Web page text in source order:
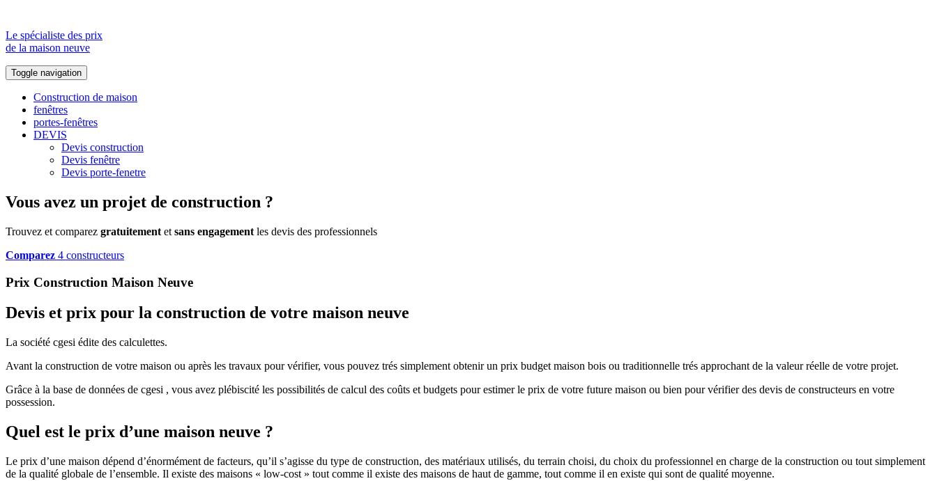
Le spécialiste des prix
de la maison neuve
Toggle navigation
Construction de maison
fenêtres
portes-fenêtres
DEVIS
Devis construction
Devis fenêtre
Devis porte-fenetre
Vous avez un projet de construction ?
Trouvez et comparez gratuitement et sans engagement les devis des professionnels
Comparez 4 constructeurs
Prix Construction Maison Neuve
Devis et prix pour la construction de votre maison neuve
La société cgesi édite des calculettes.
Avant la construction de votre maison ou après les travaux pour vérifier, vous pouvez trés simplement obtenir un prix budget maison bois ou traditionnelle trés approchant de la valeur réelle de votre projet.
Grâce à la base de données de cgesi , vous avez plébiscité les possibilités de calcul des coûts et budgets pour estimer le prix de votre future maison ou bien pour vérifier des devis de constructeurs en votre
possession.
Quel est le prix d’une maison neuve ?
Le prix d’une maison dépend d’énormément de facteurs, qu’il s’agisse du type de construction, des matériaux utilisés, du terrain choisi, du choix du professionnel en charge de la construction ou tout simplement
de la qualité globale de l’ensemble. Il existe des maisons « low-cost » tout comme il existe des maisons de haut de gamme, tout comme il en existe qui sont de qualité moyenne.